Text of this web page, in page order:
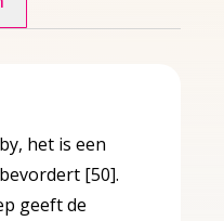
het is een
[50].
geeft de